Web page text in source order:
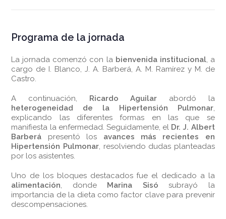
Programa de la jornada
La jornada comenzó con la bienvenida institucional, a
cargo de I. Blanco, J. A. Barberá, A. M. Ramírez y M. de
Castro.
A continuación, Ricardo Aguilar abordó la
heterogeneidad de la Hipertensión Pulmonar,
explicando las diferentes formas en las que se
manifiesta la enfermedad. Seguidamente, el Dr. J. Albert
Barberá presentó los avances más recientes en
Hipertensión Pulmonar, resolviendo dudas planteadas
por los asistentes.
Uno de los bloques destacados fue el dedicado a la
alimentación, donde Marina Sisó subrayó la
importancia de la dieta como factor clave para prevenir
descompensaciones.